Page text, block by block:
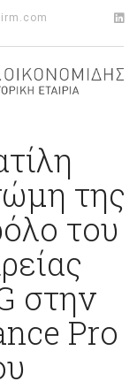
της
του
στην
Pro